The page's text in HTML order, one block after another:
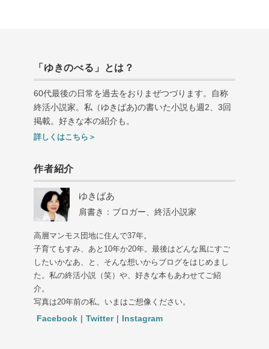
「ゆきのべる」とは？
60代最後の日常を過去をおりまぜつづります。自称
終活小説家。私（ゆきばあ)の書いた小説も週 2 3回
掲載。好きな本の紹介も。
詳しくはこちら＞
作者紹介
ゆきばあ
肩書き：ブロガー、終活小説家
高層マンモス団地に住んで37年。
子育てもすみ、あと10年か20年。最後はどんな風にすご
したいかなあ、と、そんな想いからブログをはじめまし
た。私の終活小説（笑）や、好きな本もあわせてご紹
介。
写真は20年前の私。いまはご想像ください。
Facebook | Twitter | Instagram